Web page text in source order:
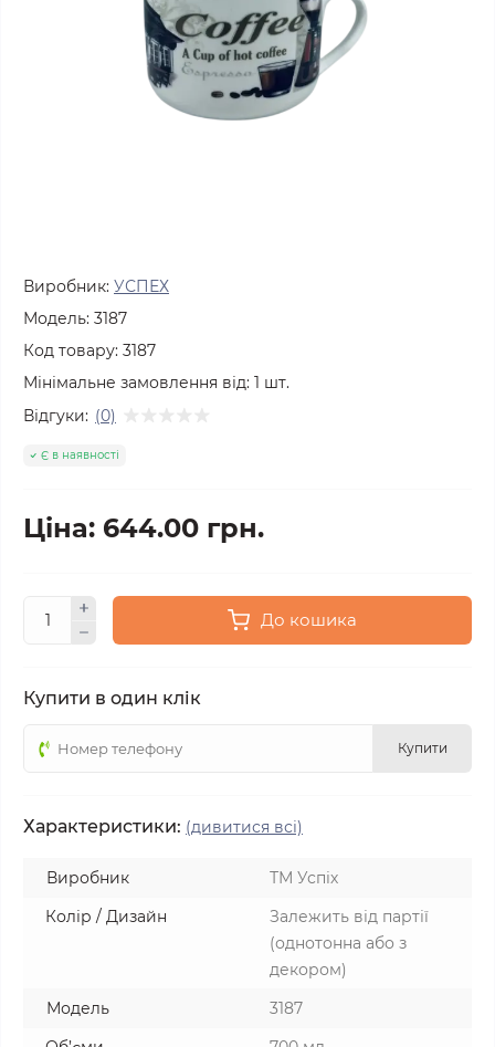
Виробник: УСПЕХ
Модель: 3187
Код товару: 3187
Мінімальне замовлення від: 1 шт.
Відгуки: (0)
Є в наявності
Ціна: 644.00 грн.
До кошика
Купити в один клік
Купити
Характеристики: (дивитися всі)
Виробник
ТМ Успіх
Колір / Дизайн
Залежить від партії
(однотонна або з
декором)
Модель
3187